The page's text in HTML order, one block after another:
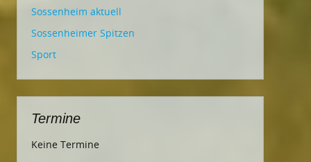
Sossenheim aktuell
Sossenheimer Spitzen
Sport
Termine
Keine Termine